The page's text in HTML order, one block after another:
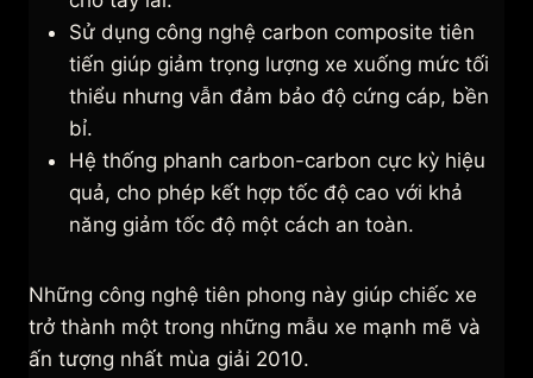
Sử dụng công nghệ carbon composite tiên
tiến giúp giảm trọng lượng xe xuống mức tối
thiểu nhưng vẫn đảm bảo độ cứng cáp, bền
bỉ.
Hệ thống phanh carbon-carbon cực kỳ hiệu
quả, cho phép kết hợp tốc độ cao với khả
năng giảm tốc độ một cách an toàn.
Những công nghệ tiên phong này giúp chiếc xe
trở thành một trong những mẫu xe mạnh mẽ và
ấn tượng nhất mùa giải 2010.